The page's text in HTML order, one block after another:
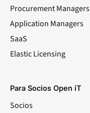
Procurement Managers
Application Managers
SaaS
Elastic Licensing
Para Socios Open iT
Socios